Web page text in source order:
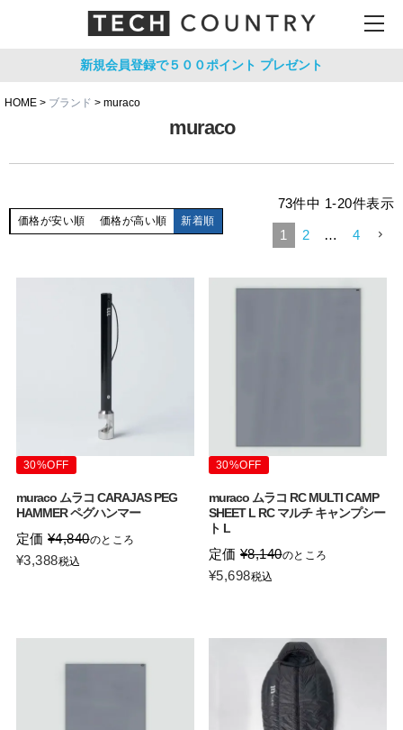
新規会員登録で５００ポイント プレゼント
HOME ブランド muraco
muraco
価格が安い順 価格が高い順 新着順
73件中 1-20件表示
1 2 … 4
30%OFF
muraco ムラコ CARAJAS PEG
HAMMER ペグハンマー
定価 ¥4,840のところ
¥3,388税込
30%OFF
muraco ムラコ RC MULTI CAMP
SHEET L RC マルチ キャンプシー
ト L
定価 ¥8,140のところ
¥5,698税込